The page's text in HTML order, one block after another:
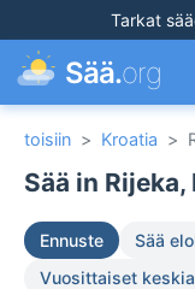
Tarkat
Sää.org
toisiin > Kroatia >
Sää in
Ennuste Sää
Vuosittaiset